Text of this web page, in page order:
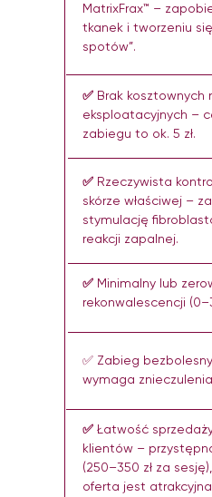
MatrixFrax™ –
tkanek i tworzeniu
spotów”.
✅ Brak kosztownych
eksploatacyjnych –
zabiegu to ok. 5 zł.
✅ Minimalny lub
rekonwalescencji
✅ Zabieg
wymaga
✅ Łatwość
klientów –
(250–350 zł za
oferta jest
✅ Rzeczywista
skórze właściwej –
stymulację
reakcji zapalnej.